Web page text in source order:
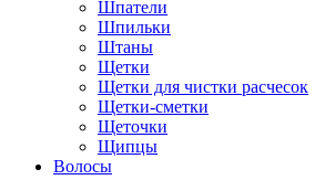
Шпатели
Шпильки
Штаны
Щетки
Щетки для чистки расчесок
Щетки-сметки
Щеточки
Щипцы
Волосы